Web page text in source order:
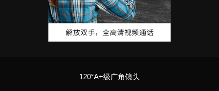
120°A+级广角镜头